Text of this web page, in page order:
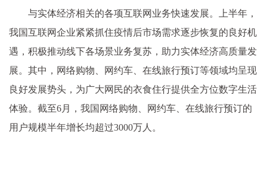
与实体经济相关的各项互联网业务快速发展。上半年，
我国互联网企业紧紧抓住疫情后市场需求逐步恢复的良好机
遇，积极推动线下各场景业务复苏，助力实体经济高质量发
展。其中，网络购物、网约车、在线旅行预订等领域均呈现
良好发展势头，为广大网民的衣食住行提供全方位数字生活
体验。截至6月，我国网络购物、网约车、在线旅行预订的
用户规模半年增长均超过3000万人。